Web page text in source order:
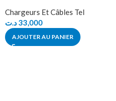
Chargeurs Et Câbles Tel
33,000د.ت
AJOUTER AU PANIER